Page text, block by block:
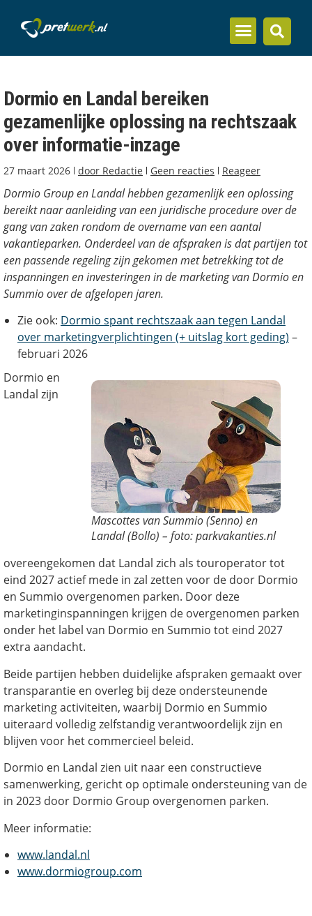
Dormio en Landal bereiken
gezamenlijke oplossing na rechtszaak
over informatie-inzage
27 maart 2026 door Redactie Geen reacties Reageer
Dormio Group en Landal hebben gezamenlijk een oplossing
bereikt naar aanleiding van een juridische procedure over de
gang van zaken rondom de overname van een aantal
vakantieparken. Onderdeel van de afspraken is dat partijen tot
een passende regeling zijn gekomen met betrekking tot de
inspanningen en investeringen in de marketing van Dormio en
Summio over de afgelopen jaren.
Zie ook: Dormio spant rechtszaak aan tegen Landal
over marketingverplichtingen (+ uitslag kort geding) –
februari 2026
Mascottes van Summio (Senno) en
Landal (Bollo) – foto: parkvakanties.nl
Dormio en
Landal zijn
overeengekomen dat Landal zich als touroperator tot
eind 2027 actief mede in zal zetten voor de door Dormio
en Summio overgenomen parken. Door deze
marketinginspanningen krijgen de overgenomen parken
onder het label van Dormio en Summio tot eind 2027
extra aandacht.
Beide partijen hebben duidelijke afspraken gemaakt over
transparantie en overleg bij deze ondersteunende
marketing activiteiten, waarbij Dormio en Summio
uiteraard volledig zelfstandig verantwoordelijk zijn en
blijven voor het commercieel beleid.
Dormio en Landal zien uit naar een constructieve
samenwerking, gericht op optimale ondersteuning van de
in 2023 door Dormio Group overgenomen parken.
Meer informatie:
www.landal.nl
www.dormiogroup.com